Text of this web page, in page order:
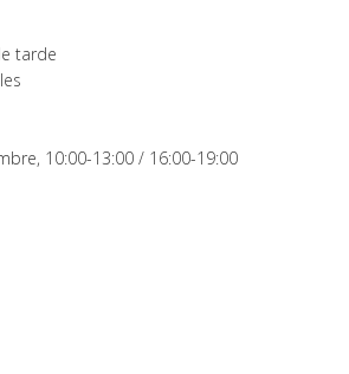
tarde
10:00-13:00 / 16:00-19:00